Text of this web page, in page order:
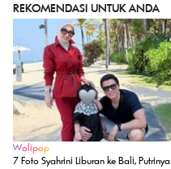
REKOMENDASI UNTUK ANDA
Wolipop
7 Foto Syahrini Liburan ke Bali, Putrinya